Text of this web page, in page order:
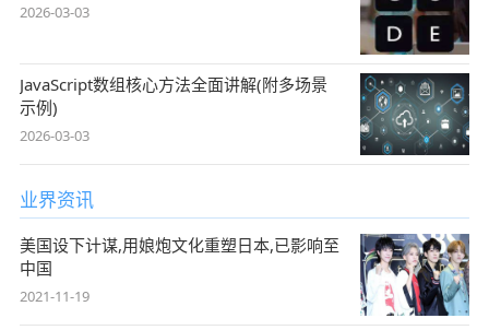
2026-03-03
JavaScript数组核心方法全面讲解(附多场景
示例)
2026-03-03
业界资讯
美国设下计谋,用娘炮文化重塑日本,已影响至
中国
2021-11-19